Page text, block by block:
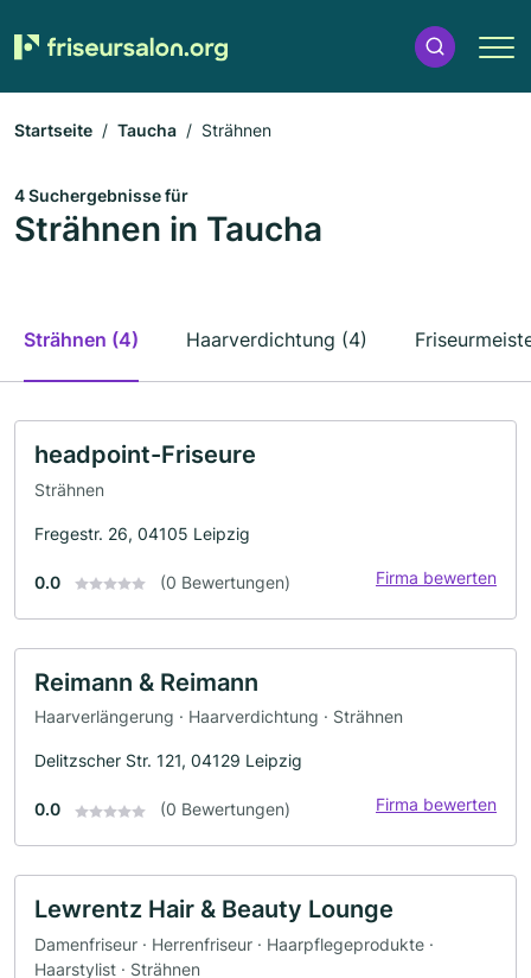
Startseite Taucha Strähnen
4 Suchergebnisse für
Strähnen in Taucha
Strähnen (4) Haarverdichtung (4)
headpoint-Friseure
Strähnen
Fregestr. 26, 04105 Leipzig
0.0 (0 Bewertungen) Firma bewerten
Reimann & Reimann
Haarverlängerung · Haarverdichtung · Strähnen
Delitzscher Str. 121, 04129 Leipzig
0.0 (0 Bewertungen) Firma bewerten
Lewrentz Hair & Beauty Lounge
Damenfriseur · Herrenfriseur · Haarpflegeprodukte ·
Haarstylist · Strähnen